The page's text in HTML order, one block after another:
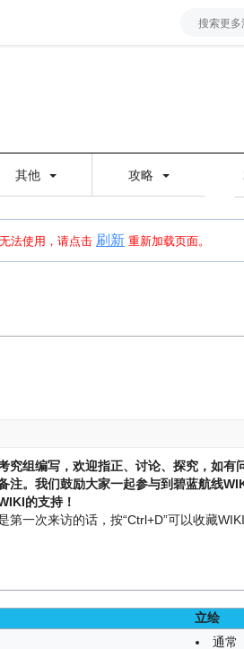
其他 攻略
法使用，请点击 刷新 重新加载页面。
清除页面缓存并刷新，如果还有问题，请多尝
组编写，欢迎指正、讨论、探究，如有
。我们鼓励大家一起参与到碧蓝航线
的支持！
一次来访的话，按“Ctrl+D”可以收藏
立绘
通常